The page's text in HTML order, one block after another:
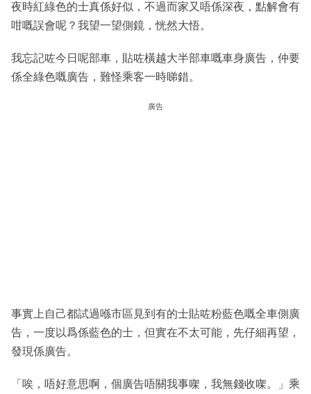
夜時紅綠色的士真係好似，不過而家又唔係深夜，點解會有
咁嘅誤會呢？我望一望側鏡，恍然大悟。
我忘記咗今日呢部車，貼咗橫越大半部車嘅車身廣告，仲要
係全綠色嘅廣告，難怪乘客一時睇錯。
廣告
事實上自己都試過喺市區見到有的士貼咗粉藍色嘅全車側廣
告，一度以爲係藍色的士，但實在不太可能，先仔細再望，
發現係廣告。
「唉，唔好意思啊，個廣告唔關我事㗎，我無錢收㗎。」乘